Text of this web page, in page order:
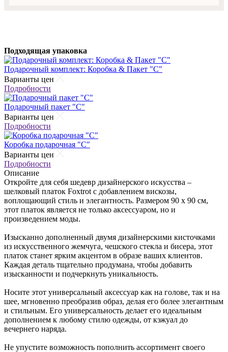
Подходящая упаковка
Подарочный комплект: Коробка & Пакет "С"
Варианты цен
Подробности
Подарочный пакет "С"
Варианты цен
Подробности
Коробка подарочная "С"
Варианты цен
Подробности
Описание
Откройте для себя шедевр дизайнерского искусства –
шелковый платок Foxtrot с добавлением вискозы,
воплощающий стиль и элегантность. Размером 90 х 90 см,
этот платок является не только аксессуаром, но и
произведением моды.
Изысканно дополненный двумя дизайнерскими кисточками
из искусственного жемчуга, чешского стекла и бисера, этот
платок станет ярким акцентом в образе ваших клиентов.
Каждая деталь тщательно продумана, чтобы добавить
изысканности и подчеркнуть уникальность.
Носите этот универсальный аксессуар как на голове, так и на
шее, мгновенно преобразив образ, делая его более элегантным
и стильным. Его универсальность делает его идеальным
дополнением к любому стилю одежды, от кэжуал до
вечернего наряда.
Не упустите возможность пополнить ассортимент своего